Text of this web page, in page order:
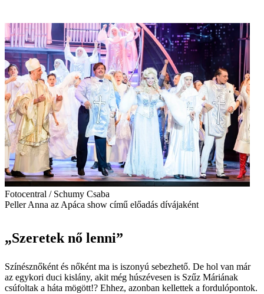
Fotocentral / Schumy Csaba
Peller Anna az Apáca show című előadás dívájaként
„Szeretek nő lenni”
Színésznőként és nőként ma is iszonyú sebezhető. De hol van már
az egykori duci kislány, akit még húszévesen is Szűz Máriának
csúfoltak a háta mögött!? Ehhez, azonban kellettek a fordulópontok.